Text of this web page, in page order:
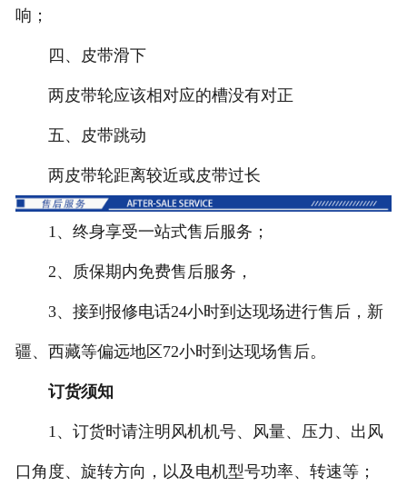
响；
四、皮带滑下
两皮带轮应该相对应的槽没有对正
五、皮带跳动
两皮带轮距离较近或皮带过长
1、终身享受一站式售后服务；
2、质保期内免费售后服务，
3、接到报修电话24小时到达现场进行售后，新
疆、西藏等偏远地区72小时到达现场售后。
订货须知
1、订货时请注明风机机号、风量、压力、出风
口角度、旋转方向，以及电机型号功率、转速等；